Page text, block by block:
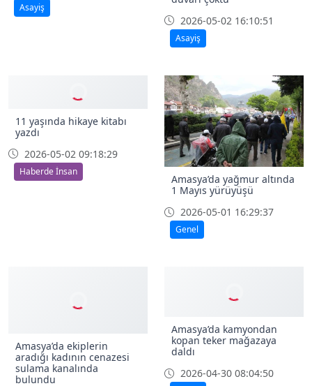
Asayiş
2026-05-02 16:10:51
Asayiş
11 yaşında hikaye kitabı
yazdı
2026-05-02 09:18:29
Haberde İnsan
Amasya’da yağmur altında
1 Mayıs yürüyüşü
2026-05-01 16:29:37
Genel
Amasya’da ekiplerin
aradığı kadının cenazesi
sulama kanalında
bulundu
Amasya’da kamyondan
kopan teker mağazaya
daldı
2026-04-30 08:04:50